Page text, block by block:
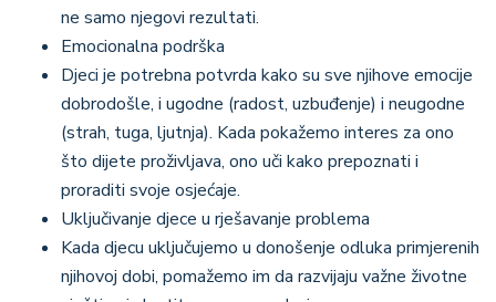
ne samo njegovi rezultati.
Emocionalna podrška
Djeci je potrebna potvrda kako su sve njihove emocije
dobrodošle, i ugodne (radost, uzbuđenje) i neugodne
(strah, tuga, ljutnja). Kada pokažemo interes za ono
što dijete proživljava, ono uči kako prepoznati i
proraditi svoje osjećaje.
Uključivanje djece u rješavanje problema
Kada djecu uključujemo u donošenje odluka primjerenih
njihovoj dobi, pomažemo im da razvijaju važne životne